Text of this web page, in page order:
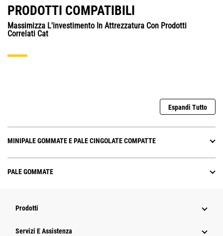
PRODOTTI COMPATIBILI
Massimizza L'investimento In Attrezzatura Con Prodotti
Correlati Cat
Espandi Tutto
MINIPALE GOMMATE E PALE CINGOLATE COMPATTE
PALE GOMMATE
Prodotti
Servizi E Assistenza